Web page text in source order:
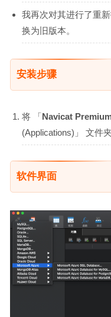
我再次对其进行了重
换为旧版本。
安装步骤
将 「Navicat
(Applications)」 文件
软件界面